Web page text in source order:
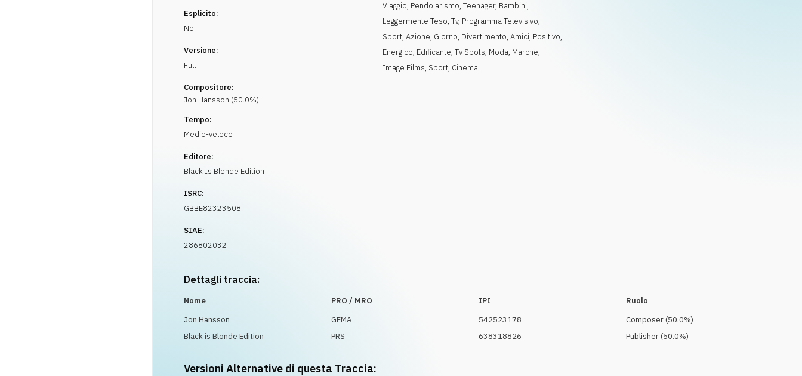
Esplicito:
No
Versione:
Full
Compositore:
Jon Hansson (50.0%)
Tempo:
Medio-veloce
Editore:
Black Is Blonde Edition
ISRC:
GBBE82323508
SIAE:
286802032
Viaggio, Pendolarismo,Teenager, Bambini,
Leggermente Teso,Tv, Programma Televisivo,
Sport,Azione, Giorno, Divertimento,Amici, Positivo,
Energico, Edificante,Tv Spots, Moda, Marche,
Image Films, Sport, Cinema
Dettagli traccia:
Nome PRO / MRO IPI
Ruolo
Jon Hansson
GEMA 542523178 Composer(50.0%)
Black is Blonde Edition
PRS 638318826 Publisher(50.0%)
Versioni Alternative di questa Traccia: